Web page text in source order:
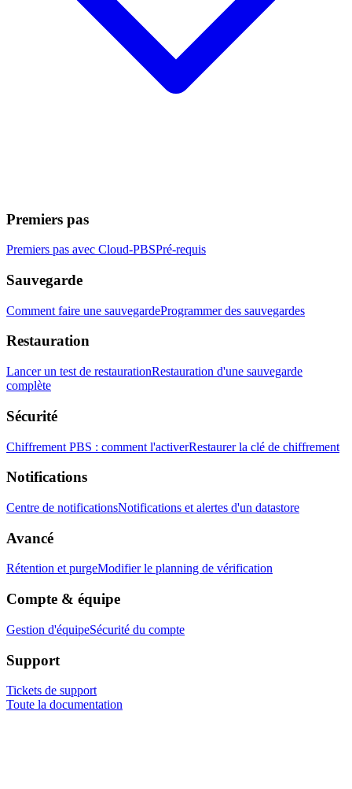
Premiers pas
Premiers pas avec Cloud-PBSPré-requis
Sauvegarde
Comment faire une sauvegardeProgrammer des sauvegardes
Restauration
Lancer un test de restaurationRestauration d'une sauvegarde
complète
Sécurité
Chiffrement PBS : comment l'activerRestaurer la clé de chiffrement
Notifications
Centre de notificationsNotifications et alertes d'un datastore
Avancé
Rétention et purgeModifier le planning de vérification
Compte & équipe
Gestion d'équipeSécurité du compte
Support
Tickets de support
Toute la documentation